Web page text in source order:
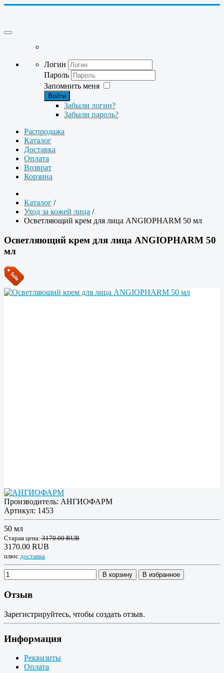
Логин
Пароль
Запомнить меня
Войти
Забыли логин?
Забыли пароль?
Распродажа
Каталог
Доставка
Оплата
Возврат
Корзина
Каталог /
Уход за кожей лица /
Осветляющий крем для лица ANGIOPHARM 50 мл
Осветляющий крем для лица ANGIOPHARM 50
мл
Производитель: АНГИОФАРМ
Артикул: 1453
50 мл
Старая цена: 3170.00 RUB
3170.00 RUB
плюс доставка
В корзину В избранное
Отзыв
Зарегистрируйтесь, чтобы создать отзыв.
Информация
Реквизиты
Оплата